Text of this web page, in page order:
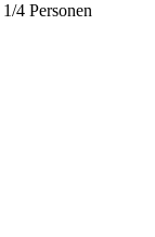
1/4 Personen